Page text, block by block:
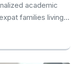
调整，所以学习成
习惯。 开始规划属
活、更具针对性
的理想时机。 通过
据自己的学习目标制
academic
families living
Student
areas for